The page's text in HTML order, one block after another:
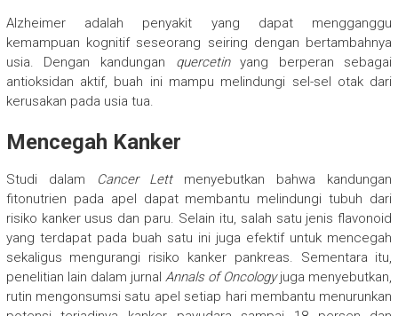
Alzheimer adalah penyakit yang dapat mengganggu
kemampuan kognitif seseorang seiring dengan bertambahnya
usia. Dengan kandungan quercetinyang berperan sebagai
antioksidan aktif, buah ini mampu melindungi sel-sel otak dari
kerusakan pada usia tua.
Mencegah Kanker
Studi dalam Cancer Lett menyebutkan bahwa kandungan
fitonutrien pada apel dapat membantu melindungi tubuh dari
risiko kanker usus dan paru. Selain itu, salah satu jenis flavonoid
yang terdapat pada buah satu ini juga efektif untuk mencegah
sekaligus mengurangi risiko kanker pankreas. Sementara itu,
penelitian lain dalam jurnal Annals of Oncologyjuga menyebutkan,
rutin mengonsumsi satu apel setiap hari membantu menurunkan